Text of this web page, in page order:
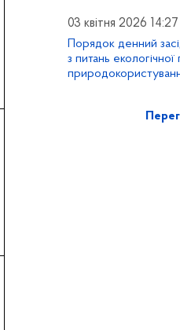
03 квітня 2026 14:27
Порядок денний
з питань екологічної